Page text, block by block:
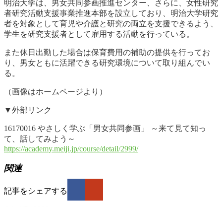
明治大学は、男女共同参画推進センター、さらに、女性研究
者研究活動支援事業推進本部を設立しており、明治大学研究
者を対象として育児や介護と研究の両立を支援できるよう、
学生を研究支援者として雇用する活動を行っている。
また休日出勤した場合は保育費用の補助の提供を行ってお
り、男女ともに活躍できる研究環境について取り組んでい
る。
（画像はホームページより）
▼外部リンク
16170016 やさしく学ぶ「男女共同参画」 ～来て見て知っ
て、話してみよう～
https://academy.meiji.jp/course/detail/2999/
関連
記事をシェアする